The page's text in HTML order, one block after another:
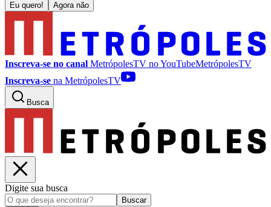
Eu quero! Agora não
Inscreva-se no canal MetrópolesTV noYouTubeMetrópolesTV
Inscreva-se na MetrópolesTV
Busca
Digite sua busca
Buscar